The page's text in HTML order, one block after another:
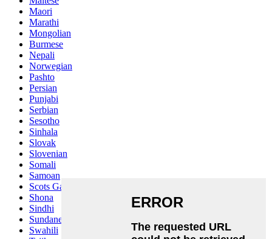
Maori
Marathi
Mongolian
Burmese
Nepali
Norwegian
Pashto
Persian
Punjabi
Serbian
Sesotho
Sinhala
Slovak
Slovenian
Somali
Samoan
Scots Gaelic
Shona
Sindhi
Sundanese
Swahili